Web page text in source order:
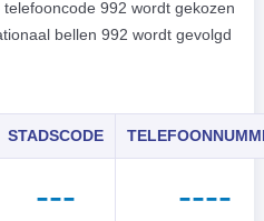
992 wordt gekozen
bellen 992 wordt gevolgd
STADSCODE
--- ----